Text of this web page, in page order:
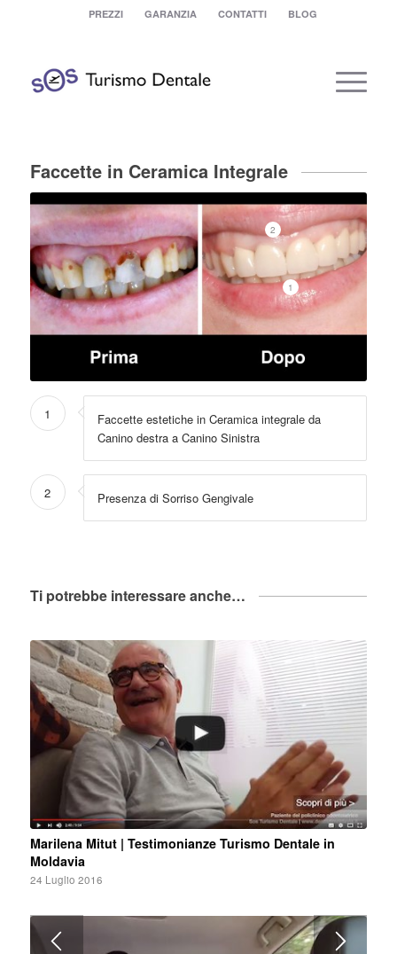
PREZZI GARANZIA CONTATTI BLOG
Faccette in Ceramica Integrale
1
2
1
Faccette estetiche in Ceramica integrale da
Canino destra a Canino Sinistra
2 Presenza di Sorriso Gengivale
Ti potrebbe interessare anche…
Marilena Mitut | Testimonianze Turismo Dentale in
Moldavia
24 Luglio 2016